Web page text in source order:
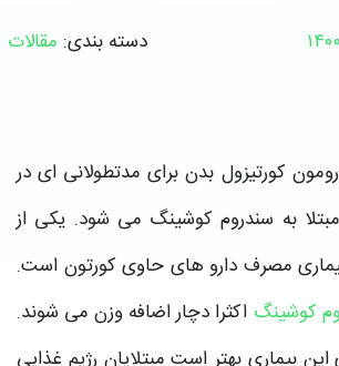
دسته بندی: مقالات
کورتیزول بدن برای مدتطولانی ای در
مبتلا به سندروم کوشینگ می شود. یکی از
بیماری مصرف دارو های حاوی کورتون است.
کوشینگ اکثرا دچار اضافه وزن می شوند.
بیماری بهتر است مبتلایان رژیم غذایی